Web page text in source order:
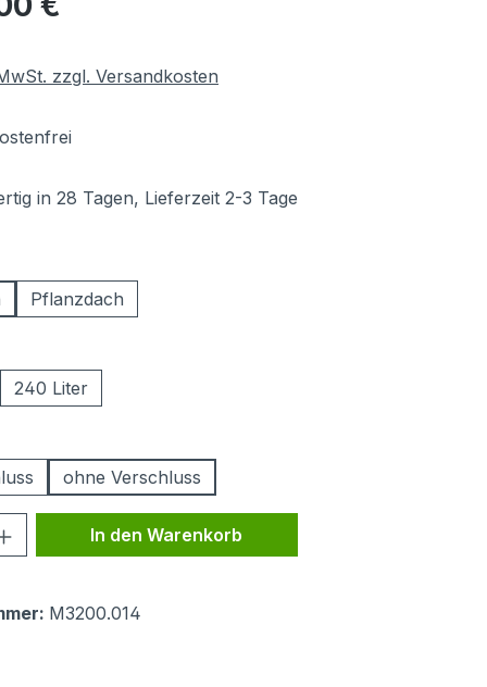
zzgl. Versandkosten
in 28 Tagen, Lieferzeit 2-3 Tage
Pflanzdach
240 Liter
ohne Verschluss
Anzahl: Gib den gewünschten Wert
In den Warenkorb
M3200.014